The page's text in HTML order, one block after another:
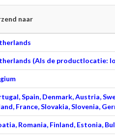
naar
(Als de productlocatie:
Spain, Denmark, Austria,
France, Slovakia, Slovenia,
Romania, Finland, Estonia,